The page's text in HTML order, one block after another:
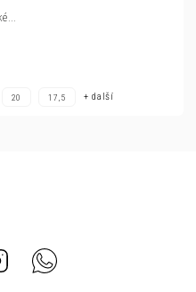
20 17,5 + další
Instagram